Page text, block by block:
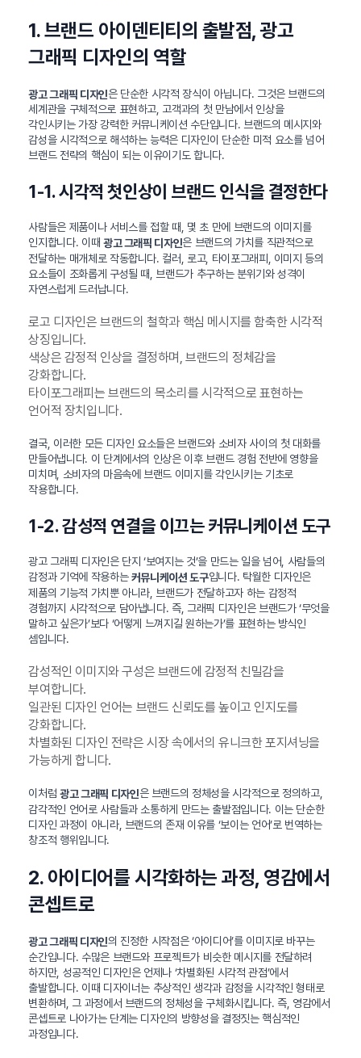
1. 브랜드 아이덴티티의 출발점, 광고
그래픽 디자인의 역할
광고 그래픽 디자인은 단순한 시각적 장식이 아닙니다. 그것은 브랜드의
세계관을 구체적으로 표현하고, 고객과의 첫 만남에서 인상을
각인시키는 가장 강력한 커뮤니케이션 수단입니다. 브랜드의 메시지와
감성을 시각적으로 해석하는 능력은 디자인이 단순한 미적 요소를 넘어
브랜드 전략의 핵심이 되는 이유이기도 합니다.
1-1. 시각적 첫인상이 브랜드 인식을 결정한다
사람들은 제품이나 서비스를 접할 때, 몇 초 만에 브랜드의 이미지를
인지합니다. 이때 광고 그래픽 디자인은 브랜드의 가치를 직관적으로
전달하는 매개체로 작동합니다. 컬러, 로고, 타이포그래피, 이미지 등의
요소들이 조화롭게 구성될 때, 브랜드가 추구하는 분위기와 성격이
자연스럽게 드러납니다.
로고 디자인은 브랜드의 철학과 핵심 메시지를 함축한 시각적
상징입니다.
색상은 감정적 인상을 결정하며, 브랜드의 정체감을
강화합니다.
타이포그래피는 브랜드의 목소리를 시각적으로 표현하는
언어적 장치입니다.
결국, 이러한 모든 디자인 요소들은 브랜드와 소비자 사이의 첫 대화를
만들어냅니다. 이 단계에서의 인상은 이후 브랜드 경험 전반에 영향을
미치며, 소비자의 마음속에 브랜드 이미지를 각인시키는 기초로
작용합니다.
1-2. 감성적 연결을 이끄는 커뮤니케이션 도구
광고 그래픽 디자인은 단지 ‘보여지는 것’을 만드는 일을 넘어, 사람들의
감정과 기억에 작용하는커뮤니케이션 도구입니다. 탁월한 디자인은
제품의 기능적 가치뿐 아니라, 브랜드가 전달하고자 하는 감정적
경험까지 시각적으로 담아냅니다. 즉, 그래픽 디자인은 브랜드가 ‘무엇을
말하고 싶은가’보다 ‘어떻게 느껴지길 원하는가’를 표현하는 방식인
셈입니다.
감성적인 이미지와 구성은 브랜드에 감정적 친밀감을
부여합니다.
일관된 디자인 언어는 브랜드 신뢰도를 높이고 인지도를
강화합니다.
차별화된 디자인 전략은 시장 속에서의 유니크한 포지셔닝을
가능하게 합니다.
이처럼 광고 그래픽 디자인은 브랜드의 정체성을 시각적으로 정의하고,
감각적인 언어로 사람들과 소통하게 만드는 출발점입니다. 이는 단순한
디자인 과정이 아니라, 브랜드의 존재 이유를 ‘보이는 언어’로 번역하는
창조적 행위입니다.
2. 아이디어를 시각화하는 과정, 영감에서
콘셉트로
광고 그래픽 디자인의 진정한 시작점은 ‘아이디어’를 이미지로 바꾸는
순간입니다. 수많은 브랜드와 프로젝트가 비슷한 메시지를 전달하려
하지만, 성공적인 디자인은 언제나 ‘차별화된 시각적 관점’에서
출발합니다. 이때 디자이너는 추상적인 생각과 감정을 시각적인 형태로
변환하며, 그 과정에서 브랜드의 정체성을 구체화시킵니다. 즉, 영감에서
콘셉트로 나아가는 단계는 디자인의 방향성을 결정짓는 핵심적인
과정입니다.